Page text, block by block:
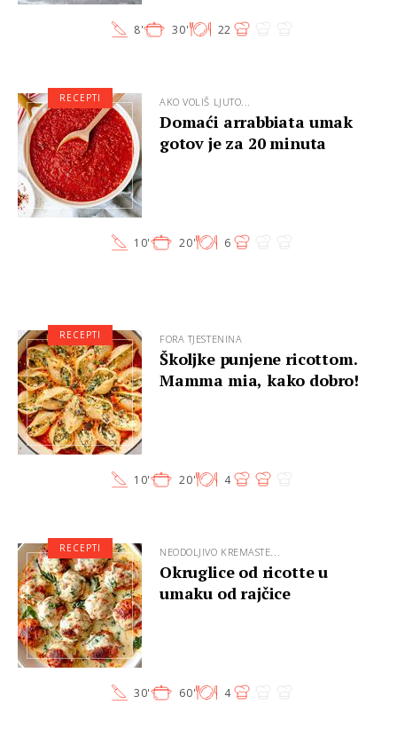
8' 30' 22
AKO VOLIŠ LJUTO...
Domaći arrabbiata umak
gotov je za 20 minuta
10' 20' 6
RECEPTI
FORA TJESTENINA
Školjke punjene ricottom.
Mamma mia, kako dobro!
10' 20' 4
RECEPTI
NEODOLJIVO KREMASTE...
Okruglice od ricotte u
umaku od rajčice
30' 60' 4
RECEPTI